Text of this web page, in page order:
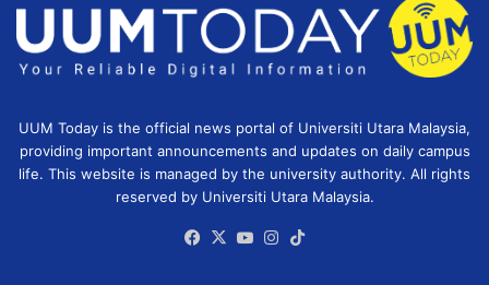
UUM Today is the official news portal of Universiti Utara Malaysia,
providing important announcements and updates on daily campus
life. This website is managed by the university authority. All rights
reserved by Universiti Utara Malaysia.
Facebook
X YouTubeInstagram